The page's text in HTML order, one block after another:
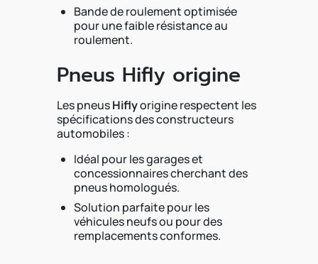
Bande de roulement optimisée
pour une faible résistance au
roulement.
Pneus Hifly origine
Les pneusHiflyorigine respectent les
spécifications des constructeurs
automobiles :
Idéal pour les garages et
concessionnaires cherchant des
pneus homologués.
Solution parfaite pour les
véhicules neufs ou pour des
remplacements conformes.